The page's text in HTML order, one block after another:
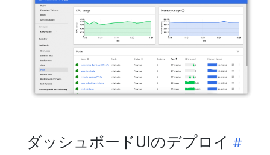
ダッシュボードUIのデプロイ